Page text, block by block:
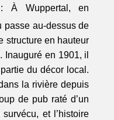
Wuppertal, en
passe au-dessus de
structure en hauteur
Inauguré en 1901, il
du décor local.
la rivière depuis
de pub raté d’un
et l’histoire